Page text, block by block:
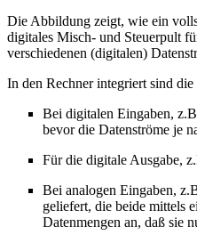
Die Abbildung zeigt, wie ein
digitales Misch- und Steuerpult
verschiedenen (digitalen)
In den Rechner integriert sind
Bei digitalen Eingaben,
bevor die Datenströme je
Für die digitale Ausgabe,
Bei analogen Eingaben,
geliefert, die beide mittels
Datenmengen an, daß sie